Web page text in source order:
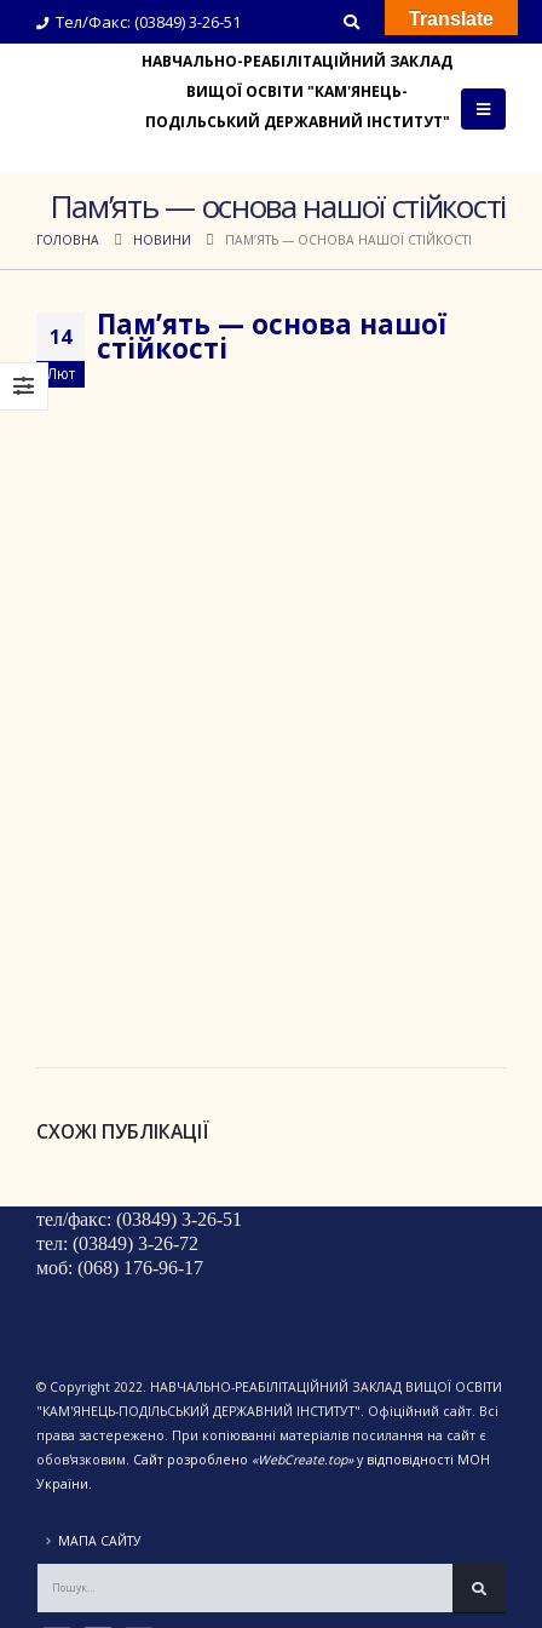
Тел/Факс: (03849) 3-26-51
НАВЧАЛЬНО-РЕАБІЛІТАЦІЙНИЙ ЗАКЛАД
ВИЩОЇ ОСВІТИ "КАМ'ЯНЕЦЬ-
ПОДІЛЬСЬКИЙ ДЕРЖАВНИЙ ІНСТИТУТ"
Пам’ять — основа нашої стійкості
ГОЛОВНА НОВИНИ ПАМ’ЯТЬ — ОСНОВА НАШОЇ СТІЙКОСТІ
14
Лют
Пам’ять — основа нашої
стійкості
СХОЖІ ПУБЛІКАЦІЇ
тел/факс: (03849) 3-26-51
тел: (03849) 3-26-72
моб: (068) 176-96-17
© Copyright 2022. НАВЧАЛЬНО-РЕАБІЛІТАЦІЙНИЙ ЗАКЛАД ВИЩОЇ ОСВІТИ
"КАМ'ЯНЕЦЬ-ПОДІЛЬСЬКИЙ ДЕРЖАВНИЙ ІНСТИТУТ". Офіційний сайт. Всі
права застережено. При копіюванні матеріалів посилання на сайт є
обов'язковим. Сайт розроблено «WebCreate.top»у відповідності МОН
України.
МАПА САЙТУ
Translate